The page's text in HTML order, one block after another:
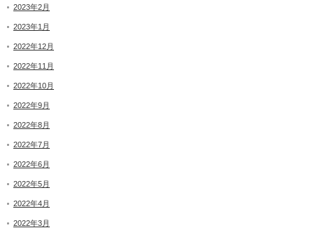
2023年2月
2023年1月
2022年12月
2022年11月
2022年10月
2022年9月
2022年8月
2022年7月
2022年6月
2022年5月
2022年4月
2022年3月